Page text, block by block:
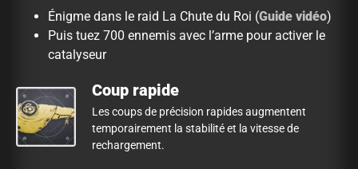
Énigme dans le raid La Chute du Roi (Guide vidéo)
Puis tuez 700 ennemis avec l’arme pour activer le
catalyseur
Coup rapide
Les coups de précision rapides augmentent
temporairement la stabilité et la vitesse de
rechargement.